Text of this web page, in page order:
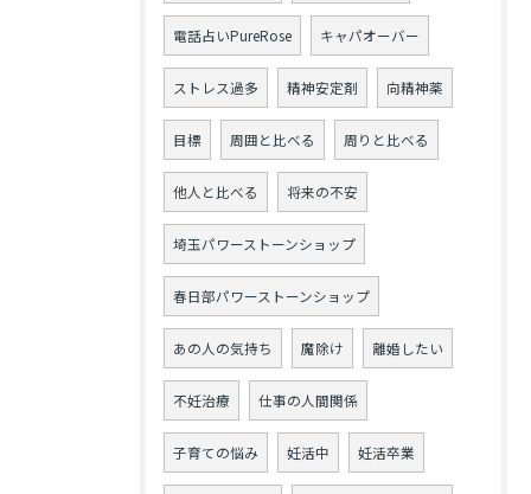
電話占いPureRose キャパオーバー
ストレス過多 精神安定剤 向精神薬
目標 周囲と比べる 周りと比べる
他人と比べる 将来の不安
埼玉パワーストーンショップ
春日部パワーストーンショップ
あの人の気持ち 魔除け 離婚したい
不妊治療 仕事の人間関係
子育ての悩み 妊活中 妊活卒業